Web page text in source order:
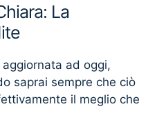
La
ad oggi,
saprai sempre che ciò
il meglio che